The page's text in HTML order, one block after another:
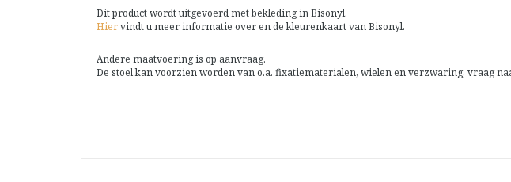
Dit product wordt uitgevoerd met bekleding in Bisonyl.
Hiervindt u meer informatie over en de kleurenkaart van Bisonyl.
Andere maatvoering is op aanvraag.
De stoel kan voorzien worden van o.a. fixatiematerialen, wielen en verzwaring, vraag